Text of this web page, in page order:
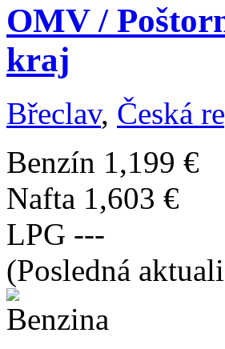
OMV /
kraj
Břeclav, Česká
Benzín 1,199 €
Nafta 1,603 €
LPG ---
(Posledná